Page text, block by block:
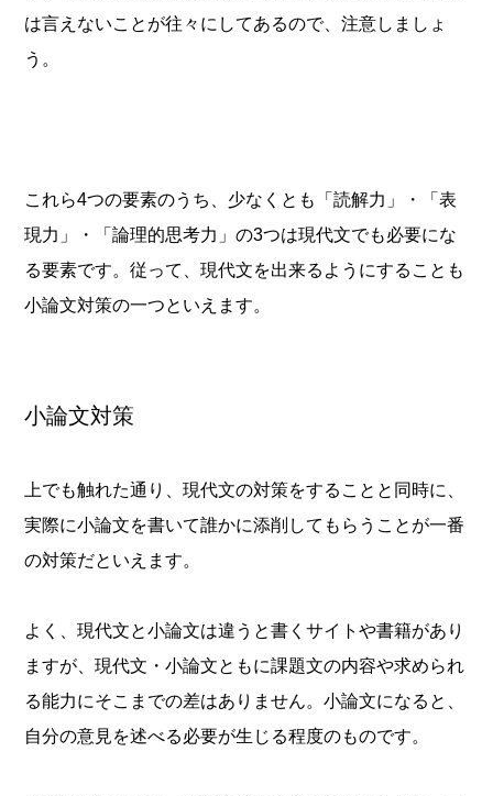
は言えないことが往々にしてあるので、注意しましょ
う。
これら4つの要素のうち、少なくとも「読解力」・「表
現力」・「論理的思考力」の3つは現代文でも必要にな
る要素です。従って、現代文を出来るようにすることも
小論文対策の一つといえます。
小論文対策
上でも触れた通り、現代文の対策をすることと同時に、
実際に小論文を書いて誰かに添削してもらうことが一番
の対策だといえます。
よく、現代文と小論文は違うと書くサイトや書籍があり
ますが、現代文・小論文ともに課題文の内容や求められ
る能力にそこまでの差はありません。小論文になると、
自分の意見を述べる必要が生じる程度のものです。